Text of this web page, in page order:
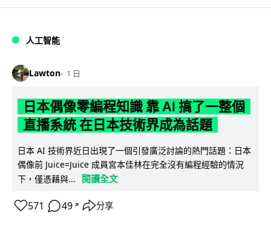
人工智能
Lawton 1 日
日本偶像零編程知識 靠 AI 搞了一整個
直播系統 在日本技術界成為話題
日本 AI 技術界近日出現了一個引發廣泛討論的熱門話題：日本
偶像前 Juice=Juice 成員宮本佳林在完全沒有編程經驗的情況
下，僅憑藉與...
閱讀全文
571 49 ↗ 分享